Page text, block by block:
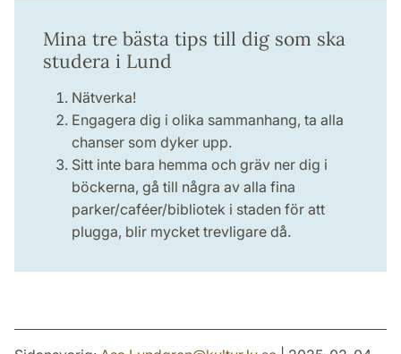
Mina tre bästa tips till dig som ska
studera i Lund
Nätverka!
Engagera dig i olika sammanhang, ta alla
chanser som dyker upp.
Sitt inte bara hemma och gräv ner dig i
böckerna, gå till några av alla fina
parker/caféer/bibliotek i staden för att
plugga, blir mycket trevligare då.